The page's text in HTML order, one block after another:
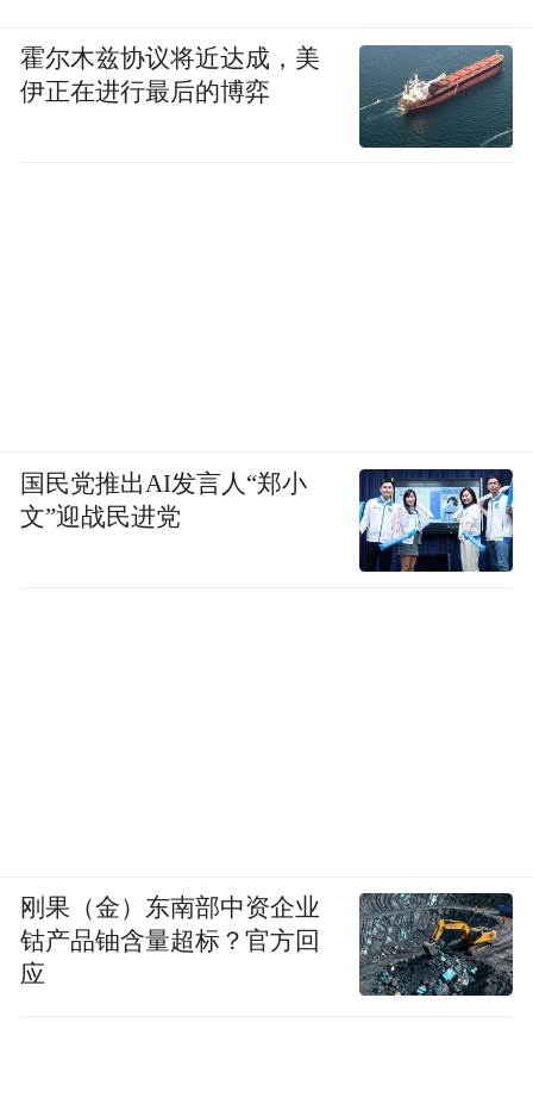
霍尔木兹协议将近达成，美
伊正在进行最后的博弈
国民党推出AI发言人“郑小
文”迎战民进党
刚果（金）东南部中资企业
钴产品铀含量超标？官方回
应